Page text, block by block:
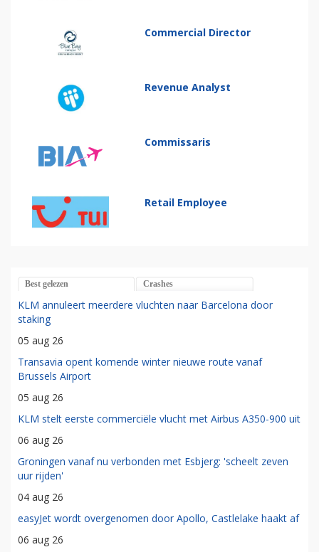
Commercial Director
Revenue Analyst
Commissaris
Retail Employee
Best gelezen Crashes
KLM annuleert meerdere vluchten naar Barcelona door
staking
05 aug 26
Transavia opent komende winter nieuwe route vanaf
Brussels Airport
05 aug 26
KLM stelt eerste commerciële vlucht met Airbus A350-900 uit
06 aug 26
Groningen vanaf nu verbonden met Esbjerg: 'scheelt zeven
uur rijden'
04 aug 26
easyJet wordt overgenomen door Apollo, Castlelake haakt af
06 aug 26